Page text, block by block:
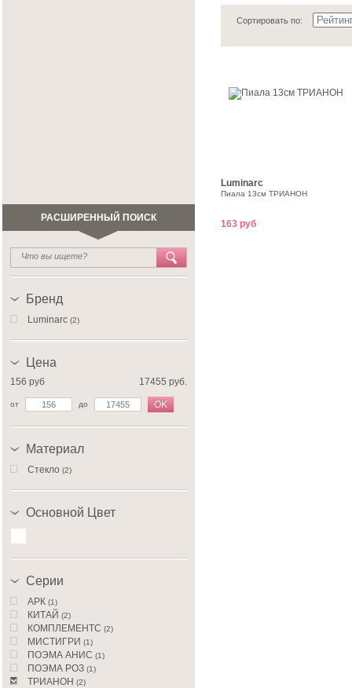
РАСШИРЕННЫЙ ПОИСК
Бренд
Luminarc (2)
Цена
156 руб 17455 руб.
от до OK
Материал
Стекло (2)
Основной Цвет
Серии
АРК (1)
КИТАЙ (2)
КОМПЛЕМЕНТС (2)
МИСТИГРИ (1)
ПОЭМА АНИС (1)
ПОЭМА РОЗ (1)
ТРИАНОН (2)
Сортировать по:
Luminarc
Пиала 13см ТРИАНОН
163 руб